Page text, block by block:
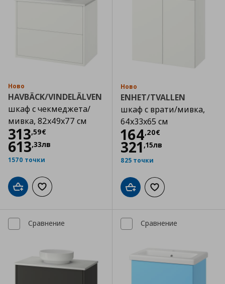
Ново
HAVBÄCK/VINDELÄLVEN
шкаф с чекмеджета/
мивка, 82x49x77 см
313,59€
Цена
613,33лв
1570 точки
Добави в кошницата
Добави към списъка с любими
Ново
ENHET/TVALLEN
шкаф с врати/мивка,
64x33x65 см
164,20€
Цена
321 ,15лв
825 точки
Добави в кошницата
Добави към
Сравнение Сравнение